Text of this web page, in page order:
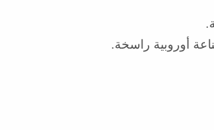
أوروبية راسخة.